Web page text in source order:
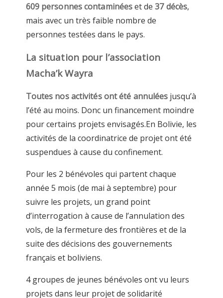
609 personnes contaminéeset de37 décès,
mais avec un très faible nombre de
personnes testées dans le pays.
La situation pour l’association
Macha’k Wayra
Toutes nos activités ont été annulées jusqu’à
l’été au moins. Donc un financement moindre
pour certains projets envisagés.En Bolivie, les
activités de la coordinatrice de projet ont été
suspendues à cause du confinement.
Pour les 2 bénévoles qui partent chaque
année 5 mois (de mai à septembre) pour
suivre les projets, un grand point
d’interrogation à cause de l’annulation des
vols, de la fermeture des frontières et de la
suite des décisions des gouvernements
français et boliviens.
4 groupes de jeunes bénévoles ont vu leurs
projets dans leur projet de solidarité